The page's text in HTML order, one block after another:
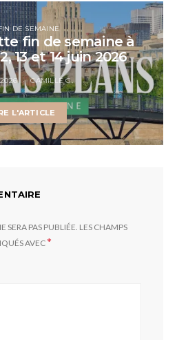
DE SEMAINE
fin de semaine à
13 et 14 juin 2026
CAMILLE G.
L'ARTICLE
SERA PAS PUBLIÉE. LES CHAMPS
AVEC*